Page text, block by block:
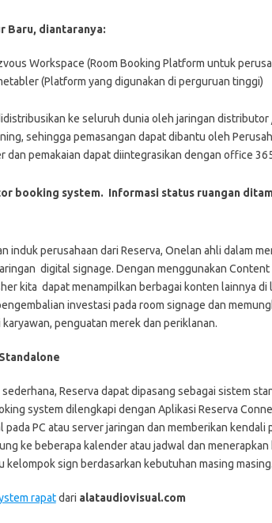
Baru, diantaranya:
Workspace (Room Booking Platform untuk
(Platform yang digunakan di perguruan tinggi)
ke seluruh dunia oleh jaringan
sehingga pemasangan dapat dibantu oleh
dan pemakaian dapat diintegrasikan dengan office
booking system. Informasi status ruangan
induk perusahaan dari Reserva, Onelan ahli dalam
digital signage. Dengan menggunakan Content
kita dapat menampilkan berbagai konten lainnya di
investasi pada room signage dan
penguatan merek dan periklanan.
Standalone
Reserva dapat dipasang sebagai sistem
system dilengkapi dengan Aplikasi Reserva
pada PC atau server jaringan dan memberikan kendali
ke beberapa kalender atau jadwal dan
kelompok sign berdasarkan kebutuhan masing masing.
rapatdari alataudiovisual.com